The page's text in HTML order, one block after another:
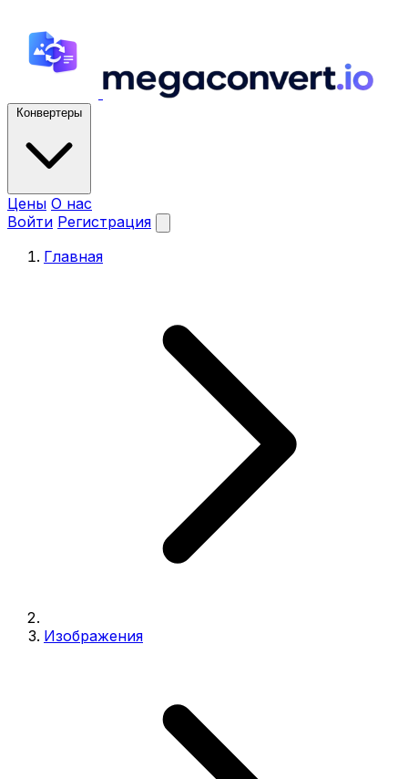
Конвертеры
Цены О нас
Войти Регистрация
Главная
Изображения